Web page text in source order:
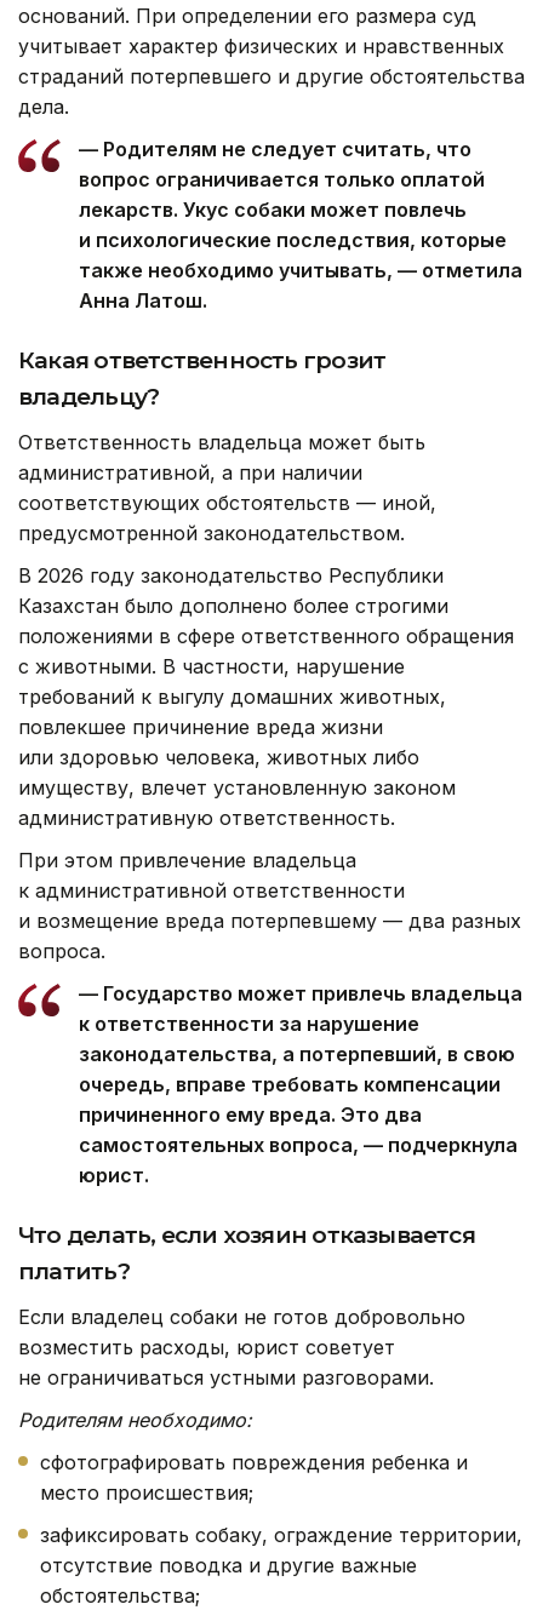
оснований. При определении его размера суд
учитывает характер физических и нравственных
страданий потерпевшего и другие обстоятельства
дела.
— Родителям не следует считать, что
вопрос ограничивается только оплатой
лекарств. Укус собаки может повлечь
и психологические последствия, которые
также необходимо учитывать, — отметила
Анна Латош.
Какая ответственность грозит
владельцу?
Ответственность владельца может быть
административной, а при наличии
соответствующих обстоятельств — иной,
предусмотренной законодательством.
В 2026 году законодательство Республики
Казахстан было дополнено более строгими
положениями в сфере ответственного обращения
с животными. В частности, нарушение
требований к выгулу домашних животных,
повлекшее причинение вреда жизни
или здоровью человека, животных либо
имуществу, влечет установленную законом
административную ответственность.
При этом привлечение владельца
к административной ответственности
и возмещение вреда потерпевшему — два разных
вопроса.
— Государство может привлечь владельца
к ответственности за нарушение
законодательства, а потерпевший, в свою
очередь, вправе требовать компенсации
причиненного ему вреда. Это два
самостоятельных вопроса, — подчеркнула
юрист.
Что делать, если хозяин отказывается
платить?
Если владелец собаки не готов добровольно
возместить расходы, юрист советует
не ограничиваться устными разговорами.
Родителям необходимо:
сфотографировать повреждения ребенка и
место происшествия;
зафиксировать собаку, ограждение территории,
отсутствие поводка и другие важные
обстоятельства;